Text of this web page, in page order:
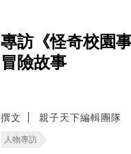
專訪《怪奇校園
冒險故事
撰文 親子天下編輯團隊
人物專訪